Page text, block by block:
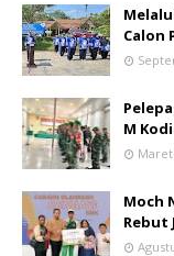
Calon
M
Maret
Moch
Rebut